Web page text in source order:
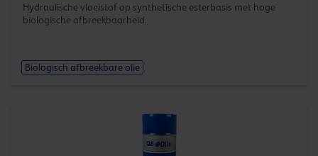
Hydraulische vloeistof op synthetische esterbasis met hoge
biologische afbreekbaarheid.
Biologisch afbreekbare olie